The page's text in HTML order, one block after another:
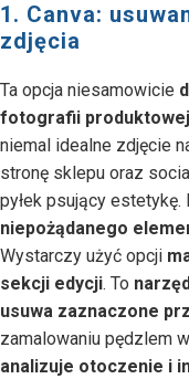
1. Canva:
zdjęcia
Ta opcja niesamowicie
fotografii produktowej
niemal idealne zdjęcie
stronę sklepu oraz
pyłek psujący estetykę.
niepożądanego
Wystarczy użyć opcji
sekcji edycji. To
usuwa zaznaczone
zamalowaniu pędzlem
analizuje otoczenie i